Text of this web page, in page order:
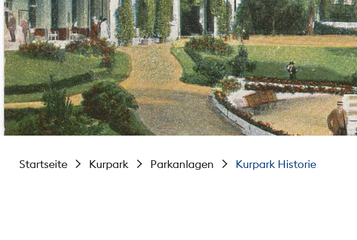
Startseite Kurpark Parkanlagen Kurpark Historie